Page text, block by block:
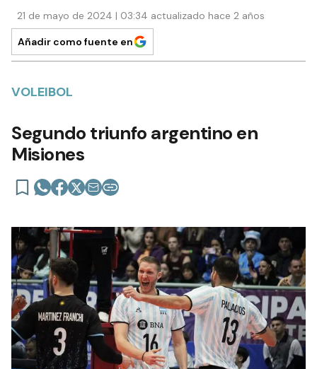
21 de mayo de 2024 | 03:34 actualizado hace 2 años
Añadir como fuente en
VOLEIBOL
Segundo triunfo argentino en
Misiones